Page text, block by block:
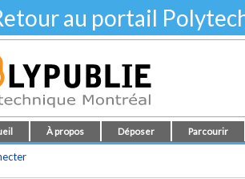
au portail
À propos Déposer Parcourir